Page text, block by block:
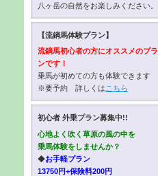
八ヶ岳の自然をお楽しみください。
【流鏑馬体験プラン】
流鏑馬初心者の方にオススメのプラ
ンです！
乗馬が初めての方も体験できます
※要予約 詳しくは こちら
初心者 外乗プラン募集中!!
心地よく吹く草原の風の中を
乗馬体験をしませんか？
◆お手軽プラン
13750円+保険料200円